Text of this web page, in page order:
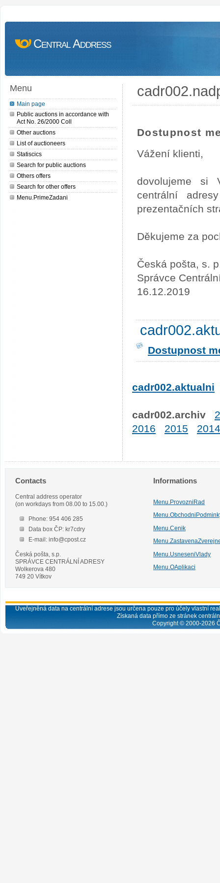
Central Address
Menu
Main page
Public auctions in accordance with
Act No. 26/2000 Coll
Other auctions
List of auctioneers
Statiscics
Search for public auctions
Others offers
Search for other offers
Menu.PrimeZadani
Dostupnost
Vážení klienti,
dovolujeme si
centrální
prezentačních
Děkujeme za
Česká pošta, s.
Správce
16.12.2019
Dostupnost
cadr002.aktualni
cadr002.archiv
2016
2015 2014
Contacts
Central address operator
(on workdays from 08.00 to 15.00.)
Phone: 954 406 285
Data box ČP: kr7cdry
E-mail: info@cpost.cz
Česká pošta, s.p.
SPRÁVCE CENTRÁLNÍ ADRESY
Wolkerova 480
749 20 Vítkov
Informations
Menu.ProvozniRad
Menu.Cenik
Menu.UsneseniVlady
Menu.OAplikaci
Uveřejněná data na centrální adrese jsou určena pouze pro účely vlastní
Získaná data přímo ze stránek
Copyright © 2000-2026